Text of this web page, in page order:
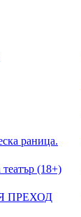
раница.
(18+)
ПРЕХОД